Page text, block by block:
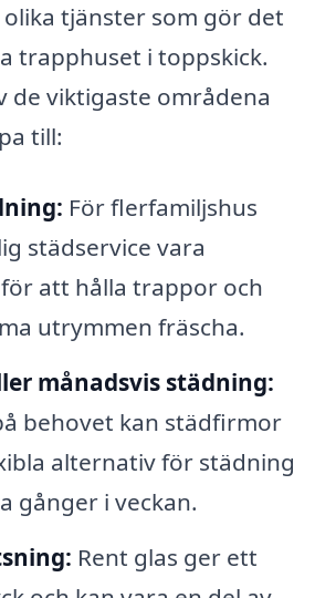
tjänster som gör det
trapphuset i toppskick.
de viktigaste områdena
till:
För flerfamiljshus
städservice vara
att hålla trappor och
utrymmen fräscha.
månadsvis städning:
behovet kan städfirmor
alternativ för städning
gånger i veckan.
Rent glas ger ett